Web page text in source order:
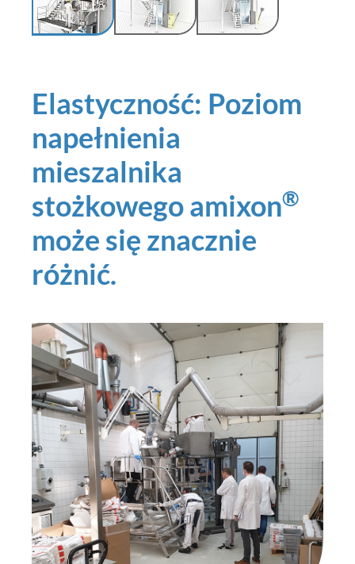
Elastyczność: Poziom
napełnienia
mieszalnika
stożkowego amixon®
może się znacznie
różnić.